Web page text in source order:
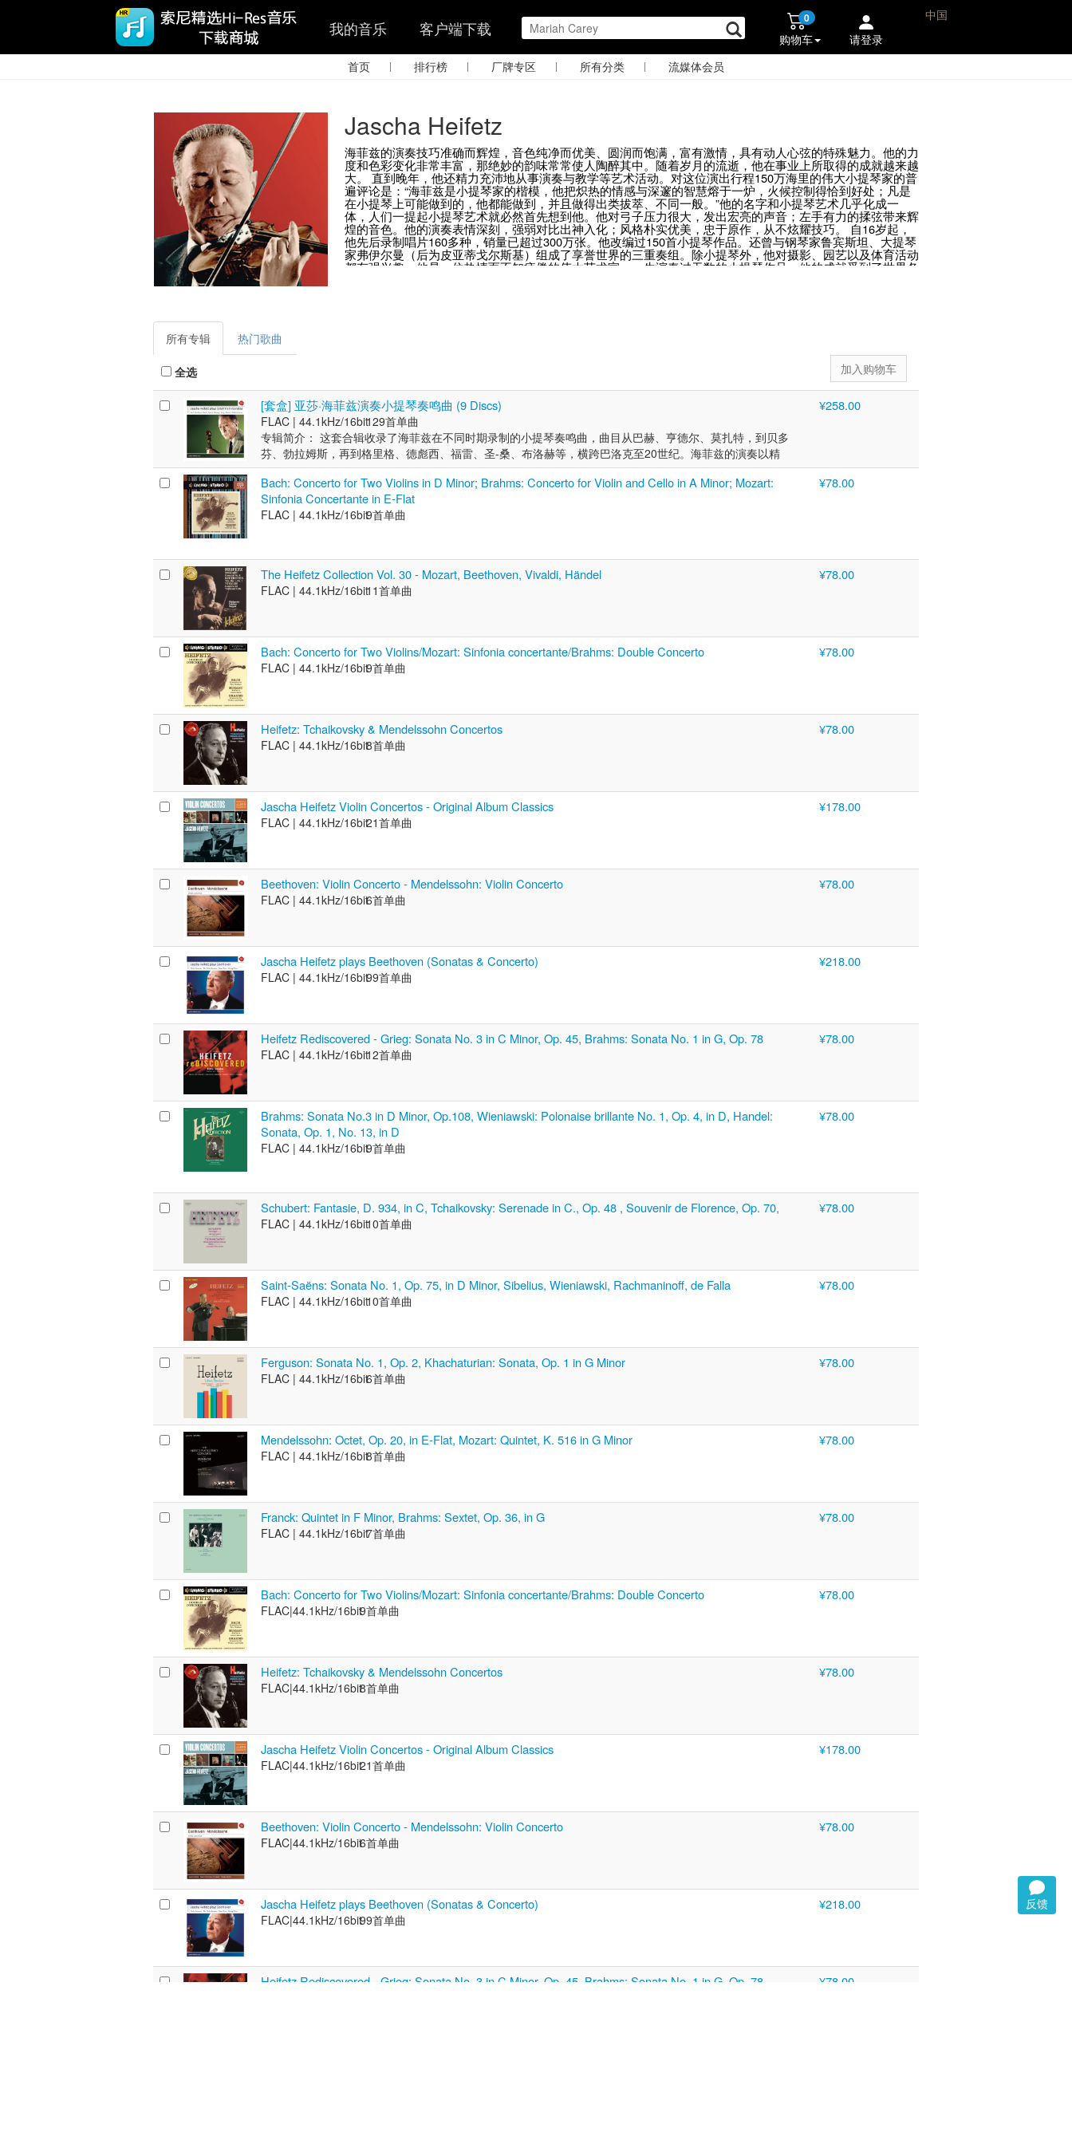
反馈
我的音乐 客户端下载 0
购物车 请登录
中国
首页 | 排行榜 | 厂牌专区 | 所有分类 | 流媒体会员
Jascha Heifetz
海菲兹的演奏技巧准确而辉煌，音色纯净而优美、圆润而饱满，富有激情，具有动人心弦的特殊魅力。他的力
度和色彩变化非常丰富，那绝妙的韵味常常使人陶醉其中。随着岁月的流逝，他在事业上所取得的成就越来越
大。 直到晚年，他还精力充沛地从事演奏与教学等艺术活动。对这位演出行程150万海里的伟大小提琴家的普
遍评论是：“海菲兹是小提琴家的楷模，他把炽热的情感与深邃的智慧熔于一炉，火候控制得恰到好处；凡是
在小提琴上可能做到的，他都能做到，并且做得出类拔萃、不同一般。”他的名字和小提琴艺术几乎化成一
体，人们一提起小提琴艺术就必然首先想到他。他对弓子压力很大，发出宏亮的声音；左手有力的揉弦带来辉
煌的音色。他的演奏表情深刻，强弱对比出神入化；风格朴实优美，忠于原作，从不炫耀技巧。 自16岁起，
他先后录制唱片160多种，销量已超过300万张。他改编过150首小提琴作品。还曾与钢琴家鲁宾斯坦、大提琴
家弗伊尔曼（后为皮亚蒂戈尔斯基）组成了享誉世界的三重奏组。除小提琴外，他对摄影、园艺以及体育活动
都有强兴趣。他是一位热情而不知疲倦的伟大艺术家，一生演奏过无数的小提琴作品。他的成就受到了世界各
所有专辑 热门歌曲
全选
[套盒] 亚莎·海菲兹演奏小提琴奏鸣曲 (9 Discs)
FLAC | 44.1kHz/16bit129首单曲
专辑简介： 这套合辑收录了海菲兹在不同时期录制的小提琴奏鸣曲，曲目从巴赫、亨德尔、莫扎特，到贝多
芬、勃拉姆斯，再到格里格、德彪西、福雷、圣-桑、布洛赫等，横跨巴洛克至20世纪。海菲兹的演奏以精
准的技巧和冷峻的音色著称，在巴赫无伴奏奏鸣曲中，他将复调线条处理得层次分明；贝多芬《克莱采奏鸣
曲》里，他的运弓果断有力，与钢琴的对话紧凑而富有张力。不仅如此，勃拉姆斯第三奏鸣曲中的热情与内
省、德彪西奏鸣曲里的轻盈与色彩变化，也在他的指下一一呈现。 艺术家简介： 亚莎·海菲兹(Jascha
Heifetz)是二十世纪最杰出的小提琴家。他幼年时期跟父亲学习小提琴，五岁即公开演奏。1912年10月，他
兹的演奏曲目极广，在1925年至1948年间的艺术巅峰期，对各种类型的作品都有涉及，包括民族乐派等。
他的运弓充满弹性和力度，左手的有力揉弦带来了辉煌的音色；他的演奏表情深刻，强弱对比出神入化，速
度很快，富于激情。帕尔曼说：“海菲兹彻底改革了小提琴演奏技巧，将其推向巅峰。”
¥258.00
Bach: Concerto for Two Violins in D Minor; Brahms: Concerto for Violin and Cello in A Minor; Mozart:
Sinfonia Concertante in E-Flat
FLAC | 44.1kHz/16bit9首单曲
¥78.00
The Heifetz Collection Vol. 30 - Mozart, Beethoven, Vivaldi, Händel
FLAC | 44.1kHz/16bit11首单曲
¥78.00
Bach: Concerto for Two Violins/Mozart: Sinfonia concertante/Brahms: Double Concerto
FLAC | 44.1kHz/16bit9首单曲
¥78.00
Heifetz: Tchaikovsky & Mendelssohn Concertos
FLAC | 44.1kHz/16bit8首单曲
¥78.00
Jascha Heifetz Violin Concertos - Original Album Classics
FLAC | 44.1kHz/16bit21首单曲
¥178.00
Beethoven: Violin Concerto - Mendelssohn: Violin Concerto
FLAC | 44.1kHz/16bit6首单曲
¥78.00
Jascha Heifetz plays Beethoven (Sonatas & Concerto)
FLAC | 44.1kHz/16bit99首单曲
¥218.00
Heifetz Rediscovered - Grieg: Sonata No. 3 in C Minor, Op. 45, Brahms: Sonata No. 1 in G, Op. 78
FLAC | 44.1kHz/16bit12首单曲
¥78.00
Brahms: Sonata No.3 in D Minor, Op.108, Wieniawski: Polonaise brillante No. 1, Op. 4, in D, Handel:
Sonata, Op. 1, No. 13, in D
FLAC | 44.1kHz/16bit9首单曲
¥78.00
Schubert: Fantasie, D. 934, in C, Tchaikovsky: Serenade in C., Op. 48 , Souvenir de Florence, Op. 70,
FLAC | 44.1kHz/16bit10首单曲
¥78.00
Saint-Saëns: Sonata No. 1, Op. 75, in D Minor, Sibelius, Wieniawski, Rachmaninoff, de Falla
FLAC | 44.1kHz/16bit10首单曲
¥78.00
Ferguson: Sonata No. 1, Op. 2, Khachaturian: Sonata, Op. 1 in G Minor
FLAC | 44.1kHz/16bit6首单曲
¥78.00
Mendelssohn: Octet, Op. 20, in E-Flat, Mozart: Quintet, K. 516 in G Minor
FLAC | 44.1kHz/16bit8首单曲
¥78.00
Franck: Quintet in F Minor, Brahms: Sextet, Op. 36, in G
FLAC | 44.1kHz/16bit7首单曲
¥78.00
Bach: Concerto for Two Violins/Mozart: Sinfonia concertante/Brahms: Double Concerto
FLAC|44.1kHz/16bit9首单曲
¥78.00
Heifetz: Tchaikovsky & Mendelssohn Concertos
FLAC|44.1kHz/16bit8首单曲
¥78.00
Jascha Heifetz Violin Concertos - Original Album Classics
FLAC|44.1kHz/16bit21首单曲
¥178.00
Beethoven: Violin Concerto - Mendelssohn: Violin Concerto
FLAC|44.1kHz/16bit6首单曲
¥78.00
Jascha Heifetz plays Beethoven (Sonatas & Concerto)
FLAC|44.1kHz/16bit99首单曲
¥218.00
Heifetz Rediscovered - Grieg: Sonata No. 3 in C Minor, Op. 45, Brahms: Sonata No. 1 in G, Op. 78 ¥78.00